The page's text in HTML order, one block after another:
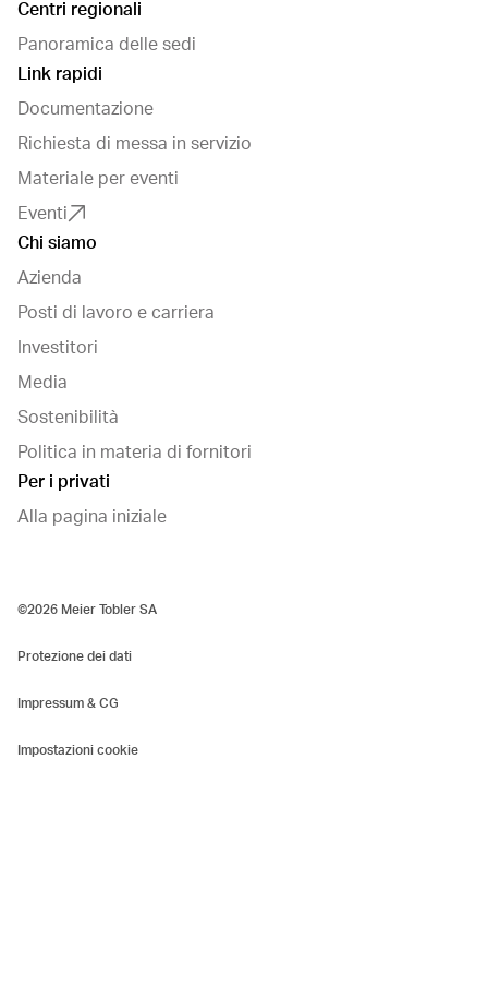
Centri regionali
Panoramica delle sedi
Link rapidi
Documentazione
Richiesta di messa in servizio
Materiale per eventi
Eventi
Chi siamo
Azienda
Posti di lavoro e carriera
Investitori
Media
Sostenibilità
Politica in materia di fornitori
Per i privati
Alla pagina iniziale
©2026 Meier Tobler SA
Protezione dei dati
Impressum & CG
Impostazioni cookie